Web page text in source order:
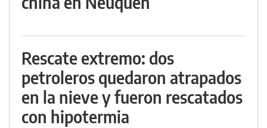
Rescate extremo: dos
petroleros quedaron atrapados
en la nieve y fueron rescatados
con hipotermia